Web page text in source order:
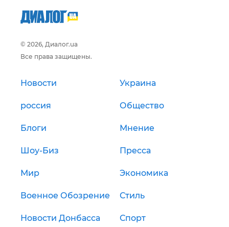
© 2026, Диалог.ua
Все права защищены.
Новости Украина
россия Общество
Блоги Мнение
Шоу-Биз Пресса
Мир Экономика
Военное Обозрение Стиль
Новости Донбасса Спорт